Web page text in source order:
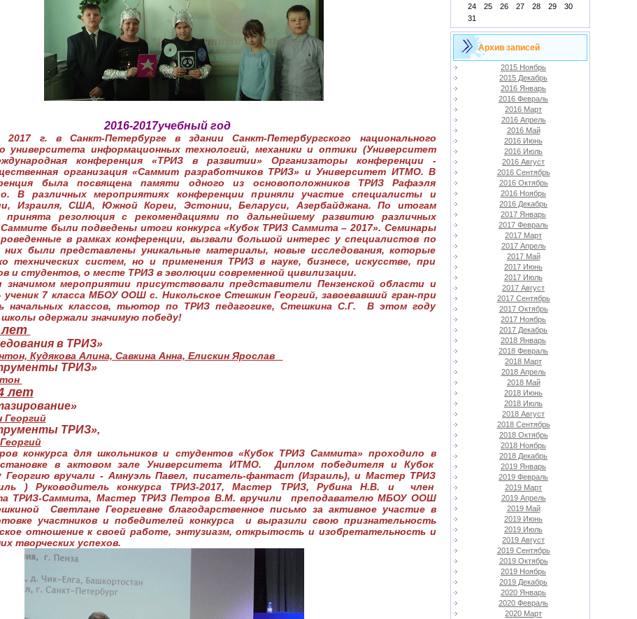
2016-2017учебный год
г. в Санкт-Петербурге в здании Санкт-Петербургского национального
университета информационных технологий, механики и оптики (Университет
конференция «ТРИЗ в развитии» Организаторы конференции -
организация «Саммит разработчиков ТРИЗ» и Университет ИТМО. В
была посвящена памяти одного из основоположников ТРИЗ Рафаэля
В различных мероприятиях конференции приняли участие специалисты и
Израиля, США, Южной Кореи, Эстонии, Беларуси, Азербайджана. По итогам
принята резолюция с рекомендациями по дальнейшему развитию различных
были подведены итоги конкурса «Кубок ТРИЗ Саммита – 2017». Семинары
в рамках конференции, вызвали большой интерес у специалистов по
были представлены уникальные материалы, новые исследования, которые
технических систем, но и применения ТРИЗ в науке, бизнесе, искусстве, при
и студентов, о месте ТРИЗ в эволюции современной цивилизации.
мероприятии присутствовали представители Пензенской области и
ученик 7 класса МБОУ ООШ с. Никольское Стешкин Георгий, завоевавший гран-при
начальных классов, тьютор по ТРИЗ педагогике, Стешкина С.Г. В этом году
одержали значимую победу!
лет
в ТРИЗ»
Кудякова Алина, Савкина Анна, Елискин Ярослав
ТРИЗ»
лет
Георгий
ТРИЗ»,
конкурса для школьников и студентов «Кубок ТРИЗ Саммита» проходило в
в актовом зале Университета ИТМО. Диплом победителя и Кубок
вручали - Амнуэль Павел, писатель-фантаст (Израиль), и Мастер ТРИЗ
) Руководитель конкурса ТРИЗ-2017, Мастер ТРИЗ, Рубина Н.В. и член
ТРИЗ-Саммита, Мастер ТРИЗ Петров В.М. вручили преподавателю МБОУ ООШ
Светлане Георгиевне благодарственное письмо за активное участие в
участников и победителей конкурса и выразили свою признательность
отношение к своей работе, энтузиазм, открытость и изобретательность и
творческих успехов.
24
25 26 27 28 29
30
31
Архив записей
2015 Ноябрь
2015 Декабрь
2016 Январь
2016 Февраль
2016 Март
2016 Апрель
2016 Май
2016 Июнь
2016 Июль
2016 Август
2016 Сентябрь
2016 Октябрь
2016 Ноябрь
2016 Декабрь
2017 Январь
2017 Февраль
2017 Март
2017 Апрель
2017 Май
2017 Июнь
2017 Июль
2017 Август
2017 Сентябрь
2017 Октябрь
2017 Ноябрь
2017 Декабрь
2018 Январь
2018 Февраль
2018 Март
2018 Апрель
2018 Май
2018 Июнь
2018 Июль
2018 Август
2018 Сентябрь
2018 Октябрь
2018 Ноябрь
2018 Декабрь
2019 Январь
2019 Февраль
2019 Март
2019 Апрель
2019 Май
2019 Июнь
2019 Июль
2019 Август
2019 Сентябрь
2019 Октябрь
2019 Ноябрь
2019 Декабрь
2020 Январь
2020 Февраль
2020 Март